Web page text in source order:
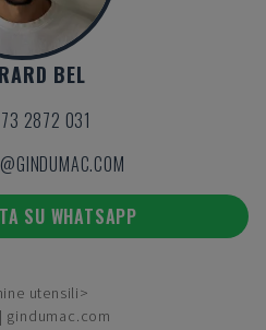
BEL
2872 031
SU WHATSAPP
utensili
gindumac.com